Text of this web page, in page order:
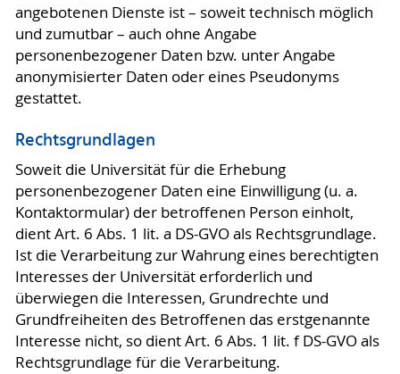
angebotenen Dienste ist – soweit technisch möglich
und zumutbar – auch ohne Angabe
personenbezogener Daten bzw. unter Angabe
anonymisierter Daten oder eines Pseudonyms
gestattet.
Rechtsgrundlagen
Soweit die Universität für die Erhebung
personenbezogener Daten eine Einwilligung (u. a.
Kontaktormular) der betroffenen Person einholt,
dient Art. 6 Abs. 1 lit. a DS-GVO als Rechtsgrundlage.
Ist die Verarbeitung zur Wahrung eines berechtigten
Interesses der Universität erforderlich und
überwiegen die Interessen, Grundrechte und
Grundfreiheiten des Betroffenen das erstgenannte
Interesse nicht, so dient Art. 6 Abs. 1 lit. f DS-GVO als
Rechtsgrundlage für die Verarbeitung.